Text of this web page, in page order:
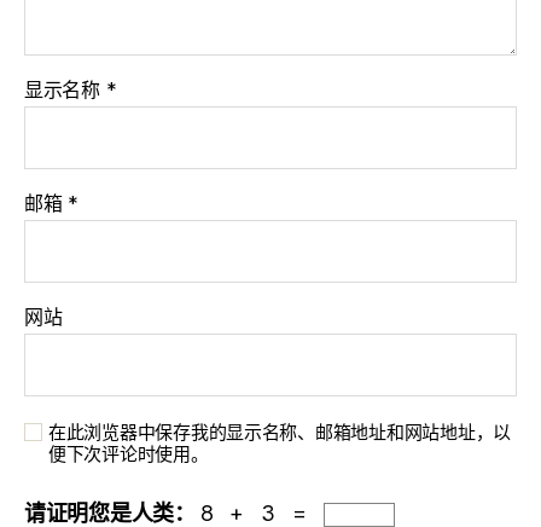
显示名称 *
邮箱 *
网站
在此浏览器中保存我的显示名称、邮箱地址和网站地址，以
便下次评论时使用。
请证明您是人类： 8 + 3 =